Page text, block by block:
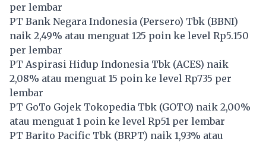
per lembar
PT Bank Negara Indonesia (Persero) Tbk (BBNI)
naik 2,49% atau menguat 125 poin ke level Rp5.150
per lembar
PT Aspirasi Hidup Indonesia Tbk (ACES) naik
2,08% atau menguat 15 poin ke level Rp735 per
lembar
PT GoTo Gojek Tokopedia Tbk (GOTO) naik 2,00%
atau menguat 1 poin ke level Rp51 per lembar
PT Barito Pacific Tbk (BRPT) naik 1,93% atau